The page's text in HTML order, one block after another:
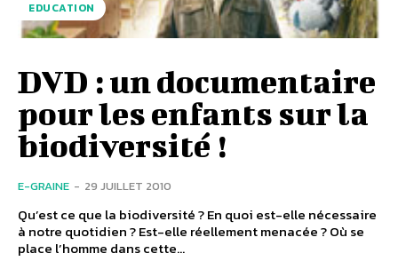
EDUCATION
DVD : un documentaire
pour les enfants sur la
biodiversité !
E-GRAINE - 29 JUILLET 2010
Qu’est ce que la biodiversité ? En quoi est-elle nécessaire
à notre quotidien ? Est-elle réellement menacée ? Où se
place l’homme dans cette...